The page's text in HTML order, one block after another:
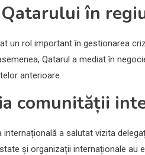
în
un rol important în gestionarea
Qatarul a mediat în
anterioare.
comunității
internațională a salutat vizita
și organizații internaționale au